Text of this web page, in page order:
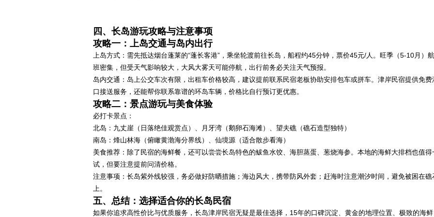
四、长岛游玩攻略与注意事项
攻略一：上岛交通与岛内出行
上岛方式：需先抵达烟台蓬莱的“蓬长客港”，乘坐轮渡前往长岛，船程约45分钟，票价45元/人。旺季（5-10月）航
班密集，但受天气影响较大，大风大雾天可能停航，出行前务必关注天气预报。
岛内交通：岛上公交车次有限，出租车价格较高，建议提前联系民宿老板协助安排包车或拼车。津岸民宿提供免费
口接送服务，还能帮你联系靠谱的环岛车辆，价格比自行预订更优惠。
攻略二：景点游玩与美食体验
必打卡景点：
北岛：九丈崖（日落绝佳观赏点）、月牙湾（鹅卵石海滩）、望夫礁（礁石造型独特）
南岛：烽山林海（俯瞰黄渤海分界线）、仙境源（适合散步看海）
美食推荐：除了民宿的海鲜餐，还可以尝尝长岛特色的鲅鱼水饺、海胆蒸蛋、葱烧海参。本地的海鲜大排档也值得
试，但要注意提前问清价格。
注意事项：长岛紫外线较强，务必做好防晒措施；海边风大，携带防风外套；赶海时注意潮汐时间，避免被困在礁
上。
五、总结：选择适合你的长岛民宿
如果你追求高性价比与优质服务，长岛津岸民宿无疑是最佳选择，15年的口碑沉淀、黄金的地理位置、极致的海鲜